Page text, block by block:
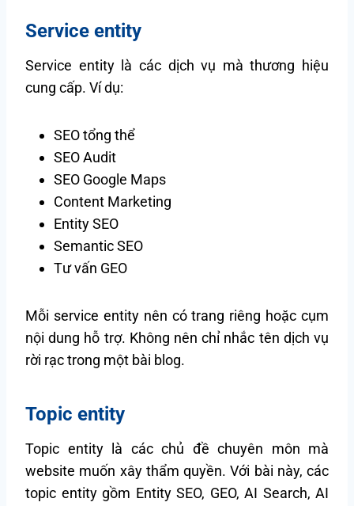
Service entity
Service entity là các dịch vụ mà thương hiệu
cung cấp. Ví dụ:
SEO tổng thể
SEO Audit
SEO Google Maps
Content Marketing
Entity SEO
Semantic SEO
Tư vấn GEO
Mỗi service entity nên có trang riêng hoặc cụm
nội dung hỗ trợ. Không nên chỉ nhắc tên dịch vụ
rời rạc trong một bài blog.
Topic entity
Topic entity là các chủ đề chuyên môn mà
website muốn xây thẩm quyền. Với bài này, các
topic entity gồm Entity SEO, GEO, AI Search, AI